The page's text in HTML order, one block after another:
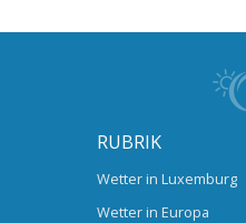
RUBRIK
Wetter in Luxemburg
Wetter in Europa